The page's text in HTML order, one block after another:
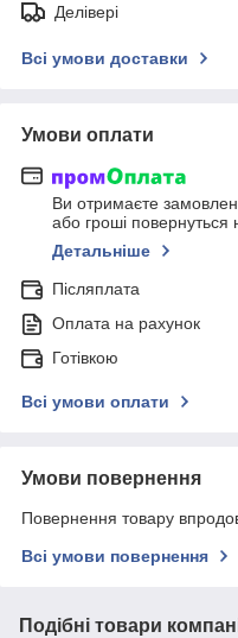
Делівері
Всі умови доставки
Умови оплати
Ви отримаєте
або гроші повернуться
Детальніше
Післяплата
Оплата на рахунок
Готівкою
Всі умови оплати
Умови повернення
Повернення товару
Всі умови повернення
Подібні товари